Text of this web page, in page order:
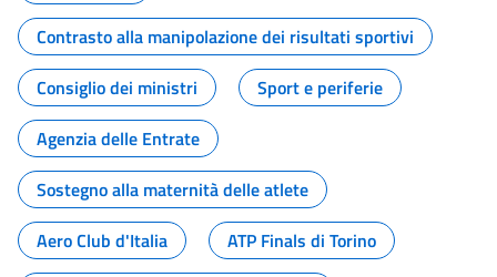
Contrasto alla manipolazione dei risultati sportivi
Consiglio dei ministri
Sport e periferie
Agenzia delle Entrate
Sostegno alla maternità delle atlete
Aero Club d'Italia
ATP Finals di Torino